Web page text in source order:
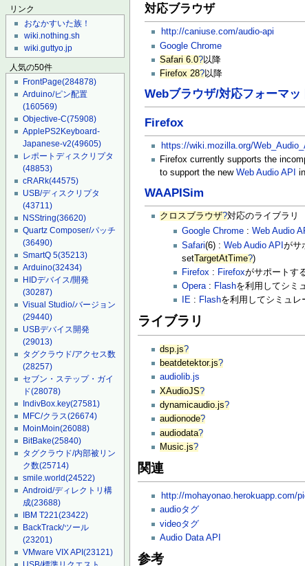
リンク
おなかすいた族！
wiki.nothing.sh
wiki.guttyo.jp
人気の50件
FrontPage(284878)
Arduino/ピン配置
(160569)
Objective-C(75908)
ApplePS2Keyboard-
Japanese-v2(49605)
レポートディスクリプタ
(48853)
cRARk(44575)
USB/ディスクリプタ
(43711)
NSString(36620)
Quartz Composer/パッチ
(36490)
SmartQ 5(35213)
Arduino(32434)
HIDデバイス/開発
(30287)
Visual Studio/バージョン
(29440)
USBデバイス開発
(29013)
タグクラウド/アクセス数
(28257)
セブン・ステップ・ガイ
ド(28078)
IndivBox.key(27581)
MFC/クラス(26674)
MoinMoin(26088)
BitBake(25840)
タグクラウド/内部被リン
ク数(25714)
smile.world(24522)
Android/ディレクトリ構
成(23688)
IBM T221(23422)
BackTrack/ツール
(23201)
VMware VIX API(23121)
対応ブラウザ
http://caniuse.com/audio-api
Google Chrome
Safari 6.0?以降
Firefox 28?以降
Webブラウザ/対応フォーマッ
Firefox
https://wiki.mozilla.org/
Firefox currently supports the
to support the newWeb Audio API in
WAAPISim
クロスブラウザ?対応のライブラリ
Google Chrome :Web Audio
Safari(6) :Web Audio APIがサ
setTargetAtTime?)
Firefox : Firefoxがサポートす
Opera: Flashを利用してシミ
IE : Flashを利用してシミュ
ライブラリ
dsp.js?
beatdetektor.js?
audiolib.js
XAudioJS?
dynamicaudio.js?
audionode?
audiodata?
Music.js?
関連
http://mohayonao.herokuapp.com/
audioタグ
videoタグ
Audio Data API
参考